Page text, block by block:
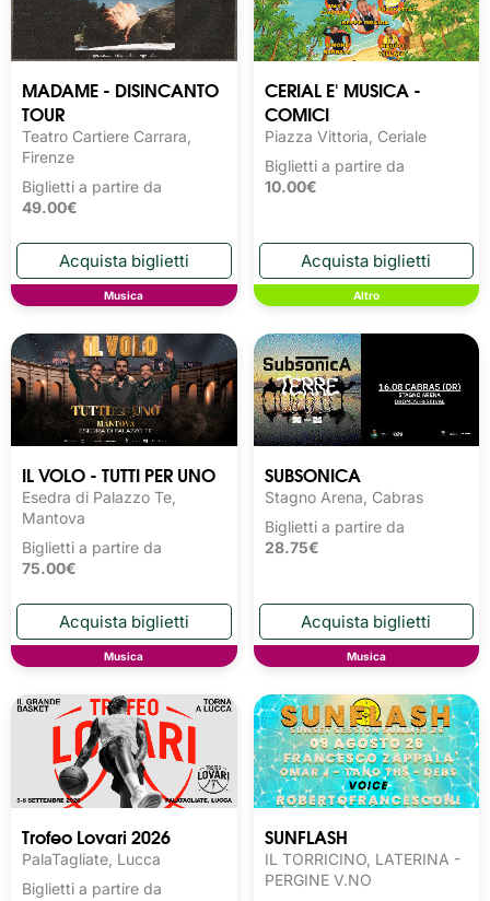
MADAME - DISINCANTO
TOUR
Teatro Cartiere Carrara,
Firenze
Biglietti a partire da
49.00€
Musica
CERIAL E' MUSICA -
COMICI
Piazza Vittoria, Ceriale
Biglietti a partire da
10.00€
Altro
IL VOLO - TUTTI PER UNO
Esedra di Palazzo Te,
Mantova
Biglietti a partire da
75.00€
Musica
SUBSONICA
Stagno Arena, Cabras
Biglietti a partire da
28.75€
Musica
Trofeo Lovari 2026
PalaTagliate, Lucca
Biglietti a partire da
SUNFLASH
IL TORRICINO, LATERINA -
PERGINE V.NO